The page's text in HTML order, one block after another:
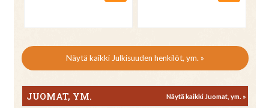
Näytä kaikki Julkisuuden henkilöt, ym. »
JUOMAT, YM. Näytä kaikki Juomat, ym. »